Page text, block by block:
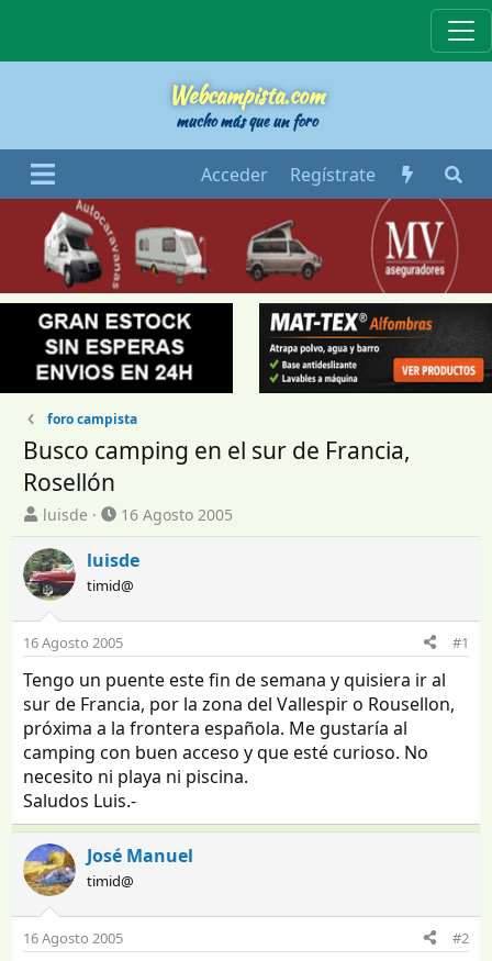
Webcampista.com
mucho más que un foro
Acceder Regístrate
foro campista
Busco camping en el sur de Francia,
Rosellón
I
n
i
c
i
a
d
o
r
d
e
t
e
m
a
luisde
F
e
c
a
d
e
i
n
i
c
o
16 Agosto 2005
luisde
timid@
16 Agosto 2005 #1
Tengo un puente este fin de semana y quisiera ir al
sur de Francia, por la zona del Vallespir o Rousellon,
próxima a la frontera española. Me gustaría al
camping con buen acceso y que esté curioso. No
necesito ni playa ni piscina.
Saludos Luis.-
José Manuel
timid@
16 Agosto 2005 #2